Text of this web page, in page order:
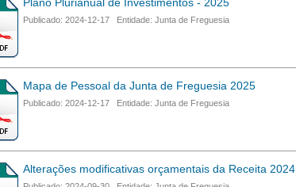
Publicado: 2024-12-17 Entidade: Junta de Freguesia
Mapa de Pessoal da Junta de Freguesia 2025
Publicado: 2024-12-17 Entidade: Junta de Freguesia
Alterações modificativas orçamentais da Receita 2024